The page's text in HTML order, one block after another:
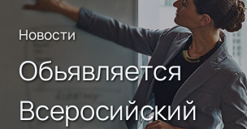
Новости
Обьявляется
Всеросийский